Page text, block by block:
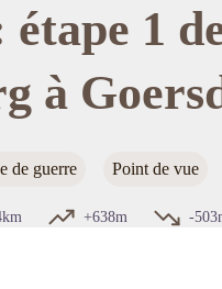
1
à
de guerre Point de vue
+638m -